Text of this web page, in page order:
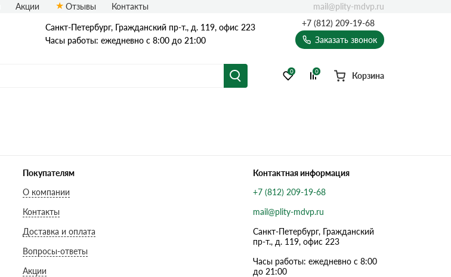
Санкт-Петербург, Граждaнский пр-т., д. 119, офис 223
Часы работы: ежедневно с 8:00 до 21:00
+7 (812) 209-19-68
Заказать звонок
0 0 Корзина
Акции Отзывы Контакты mail@plity-mdvp.ru
Покупателям
О компании
Контакты
Доставка и оплата
Вопросы-ответы
Акции
Контактная информация
+7 (812) 209-19-68
mail@plity-mdvp.ru
Санкт-Петербург, Граждaнский
пр-т., д. 119, офис 223
Часы работы: ежедневно с 8:00
до 21:00